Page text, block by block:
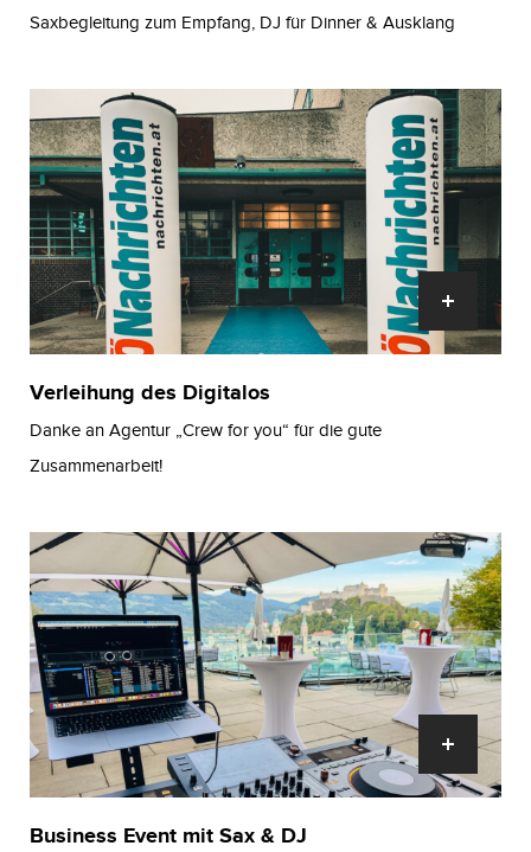
Saxbegleitung zum Empfang, DJ für Dinner & Ausklang
Verleihung des Digitalos
Danke an Agentur „Crew for you“ für die gute
Zusammenarbeit!
Business Event mit Sax & DJ